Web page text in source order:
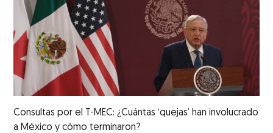
Consultas por el T-MEC: ¿Cuántas ‘quejas’ han involucrado
a México y cómo terminaron?